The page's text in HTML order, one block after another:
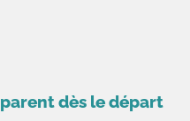
dès le départ